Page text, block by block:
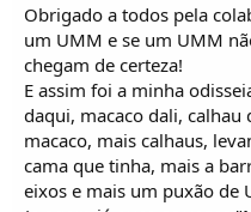
Obrigado a todos pela
um UMM e se um UMM
chegam de certeza!
E assim foi a minha
daqui, macaco dali, calhau
macaco, mais calhaus,
cama que tinha, mais a
eixos e mais um puxão de